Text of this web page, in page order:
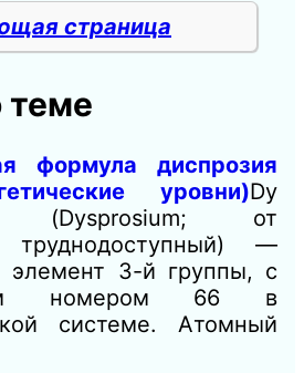
страница
теме
формула диспрозия
уровни)Dy
(Dysprosium; от
труднодоступный) —
элемент 3-й группы, с
номером 66 в
системе. Атомный